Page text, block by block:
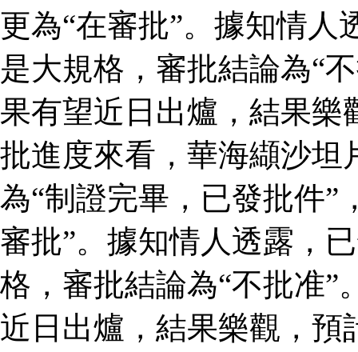
更為“在審批”。據知情
是大規格，審批結論為“
果有望近日出爐，結果樂
批進度來看，華海纈沙坦
為“制證完畢，已發批件”
審批”。據知情人透露，
格，審批結論為“不批准”
近日出爐，結果樂觀，預